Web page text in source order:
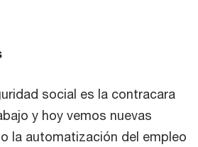
social es la contracara
y hoy vemos nuevas
la automatización del empleo